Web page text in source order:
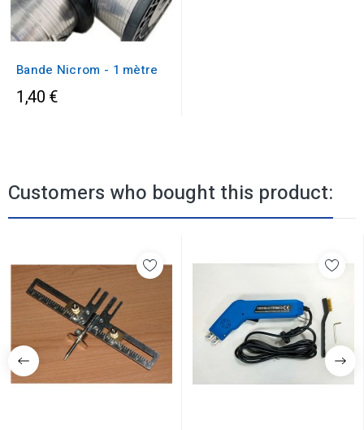
Bande Nicrom - 1 mètre
1,40 €
Customers who bought this product: